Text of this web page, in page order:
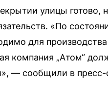
улицы готово,
«По
для производства
компания „Атом“
— сообщили в